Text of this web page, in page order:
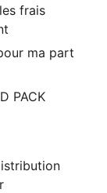
frais
ma part
PACK